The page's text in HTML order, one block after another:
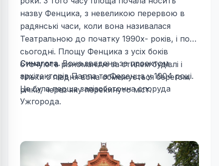
назву Фенцика, з невеликою перервою в
радянські часи, коли вона називалася
Театральною до початку 1990х- років, і по
сьогодні. Площу Фенцика з усіх боків
оточують різноманітні за стилем будівлі і
тільки з півдня вона обмежується берегом
річки, через яку перекинуто міст.
Синагога. Вона зведена за проектом
архітекторів Паппа та Ференца у 1904 році.
Це була перша залізобетонна споруда
Ужгорода.